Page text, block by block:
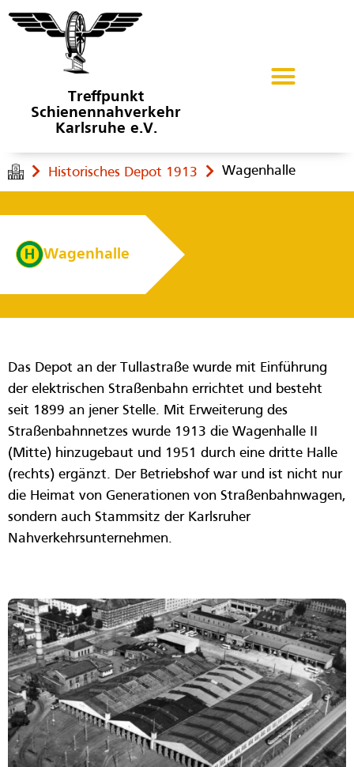
Treffpunkt
Schienennahverkehr
Karlsruhe e.V.
Historisches Depot 1913 Wagenhalle
Wagenhalle
Das Depot an der Tullastraße wurde mit Einführung
der elektrischen Straßenbahn errichtet und besteht
seit 1899 an jener Stelle. Mit Erweiterung des
Straßenbahnnetzes wurde 1913 die Wagenhalle II
(Mitte) hinzugebaut und 1951 durch eine dritte Halle
(rechts) ergänzt. Der Betriebshof war und ist nicht nur
die Heimat von Generationen von Straßenbahnwagen,
sondern auch Stammsitz der Karlsruher
Nahverkehrsunternehmen.